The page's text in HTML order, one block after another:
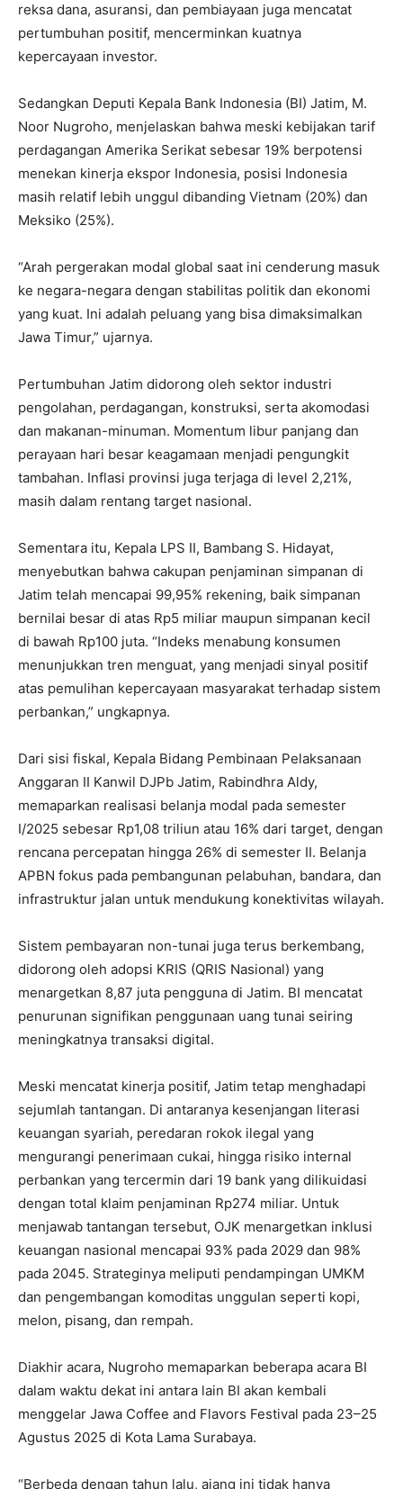
reksa dana, asuransi, dan pembiayaan juga mencatat
pertumbuhan positif, mencerminkan kuatnya
kepercayaan investor.
Sedangkan Deputi Kepala Bank Indonesia (BI) Jatim, M.
Noor Nugroho, menjelaskan bahwa meski kebijakan tarif
perdagangan Amerika Serikat sebesar 19% berpotensi
menekan kinerja ekspor Indonesia, posisi Indonesia
masih relatif lebih unggul dibanding Vietnam (20%) dan
Meksiko (25%).
“Arah pergerakan modal global saat ini cenderung masuk
ke negara-negara dengan stabilitas politik dan ekonomi
yang kuat. Ini adalah peluang yang bisa dimaksimalkan
Jawa Timur,” ujarnya.
Pertumbuhan Jatim didorong oleh sektor industri
pengolahan, perdagangan, konstruksi, serta akomodasi
dan makanan-minuman. Momentum libur panjang dan
perayaan hari besar keagamaan menjadi pengungkit
tambahan. Inflasi provinsi juga terjaga di level 2,21%,
masih dalam rentang target nasional.
Sementara itu, Kepala LPS II, Bambang S. Hidayat,
menyebutkan bahwa cakupan penjaminan simpanan di
Jatim telah mencapai 99,95% rekening, baik simpanan
bernilai besar di atas Rp5 miliar maupun simpanan kecil
di bawah Rp100 juta. “Indeks menabung konsumen
menunjukkan tren menguat, yang menjadi sinyal positif
atas pemulihan kepercayaan masyarakat terhadap sistem
perbankan,” ungkapnya.
Dari sisi fiskal, Kepala Bidang Pembinaan Pelaksanaan
Anggaran II Kanwil DJPb Jatim, Rabindhra Aldy,
memaparkan realisasi belanja modal pada semester
I/2025 sebesar Rp1,08 triliun atau 16% dari target, dengan
rencana percepatan hingga 26% di semester II. Belanja
APBN fokus pada pembangunan pelabuhan, bandara, dan
infrastruktur jalan untuk mendukung konektivitas wilayah.
Sistem pembayaran non-tunai juga terus berkembang,
didorong oleh adopsi KRIS (QRIS Nasional) yang
menargetkan 8,87 juta pengguna di Jatim. BI mencatat
penurunan signifikan penggunaan uang tunai seiring
meningkatnya transaksi digital.
Meski mencatat kinerja positif, Jatim tetap menghadapi
sejumlah tantangan. Di antaranya kesenjangan literasi
keuangan syariah, peredaran rokok ilegal yang
mengurangi penerimaan cukai, hingga risiko internal
perbankan yang tercermin dari 19 bank yang dilikuidasi
dengan total klaim penjaminan Rp274 miliar. Untuk
menjawab tantangan tersebut, OJK menargetkan inklusi
keuangan nasional mencapai 93% pada 2029 dan 98%
pada 2045. Strateginya meliputi pendampingan UMKM
dan pengembangan komoditas unggulan seperti kopi,
melon, pisang, dan rempah.
Diakhir acara, Nugroho memaparkan beberapa acara BI
dalam waktu dekat ini antara lain BI akan kembali
menggelar Jawa Coffee and Flavors Festival pada 23–25
Agustus 2025 di Kota Lama Surabaya.
“Berbeda dengan tahun lalu, ajang ini tidak hanya